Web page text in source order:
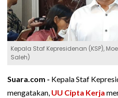
Kepala Staf Kepresidenan (KSP),
Saleh)
Suara.com - Kepala Staf
mengatakan, UU Cipta Kerja